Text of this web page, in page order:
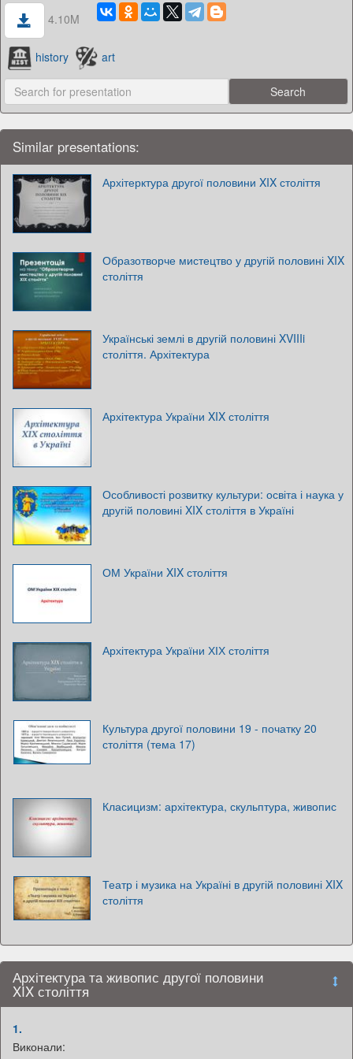
4.10M
history art
Similar presentations:
Архітерктура другої половини XIX століття
Образотворче мистецтво у другій половині XIX
століття
Українські землі в другій половині XVIIIi
століття. Архітектура
Архітектура України XIX століття
Особливості розвитку культури: освіта і наука у
другій половині XIX століття в Україні
ОМ України XIX століття
Архітектура України ХІХ століття
Культура другої половини 19 - початку 20
століття (тема 17)
Класицизм: архітектура, скульптура, живопис
Театр і музика на Україні в другій половині XIX
століття
Архітектура та живопис другої половини
XIX століття
1.
Виконали: